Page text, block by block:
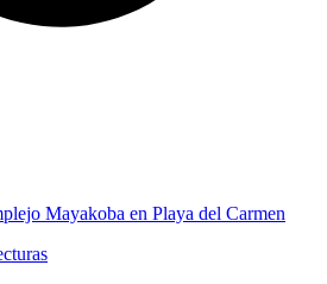
Mayakoba en Playa del Carmen